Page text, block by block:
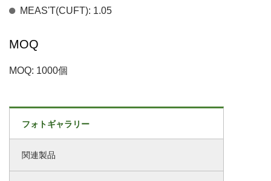
MEAS'T(CUFT): 1.05
MOQ
MOQ: 1000個
フォトギャラリー
関連製品